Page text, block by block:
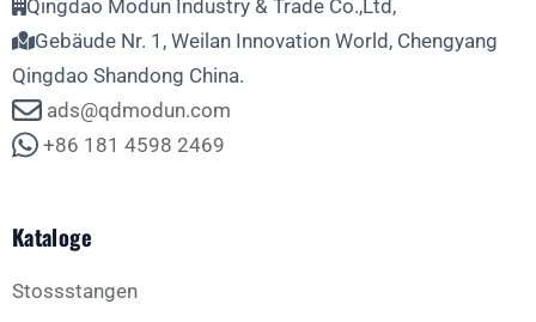
Qingdao Modun Industry & Trade Co.,Ltd,
Gebäude Nr. 1, Weilan Innovation World, Chengyang
Qingdao Shandong China.
ads@qdmodun.com
+86 181 4598 2469
Kataloge
Stossstangen